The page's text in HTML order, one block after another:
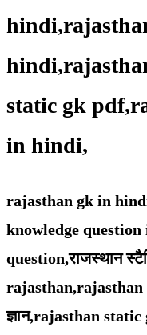
hindi,
hindi,
static gk
in hindi,
rajasthan gk in
knowledge
question,राजस्थान
rajasthan,rajasthan
ज्ञान,rajasthan